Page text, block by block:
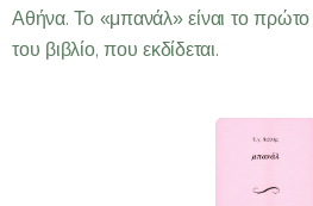
Αθήνα. Το «μπανάλ» είναι το πρώτο
του βιβλίο, που εκδίδεται.